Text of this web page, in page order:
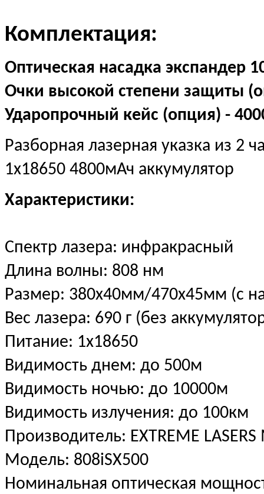
Комплектация:
Оптическая насадка экспандер
Очки высокой степени защиты
Ударопрочный кейс (опция) -
Разборная лазерная указка из 2
1х18650 4800мАч аккумулятор
Характеристики:
Спектр лазера: инфракрасный
Длина волны: 808 нм
Размер: 380х40мм/470х45мм (с
Вес лазера: 690 г (без
Питание: 1х18650
Видимость днем: до 500м
Видимость ночью: до 10000м
Видимость излучения: до 100км
Производитель: EXTREME
Модель: 808iSX500
Номинальная оптическая